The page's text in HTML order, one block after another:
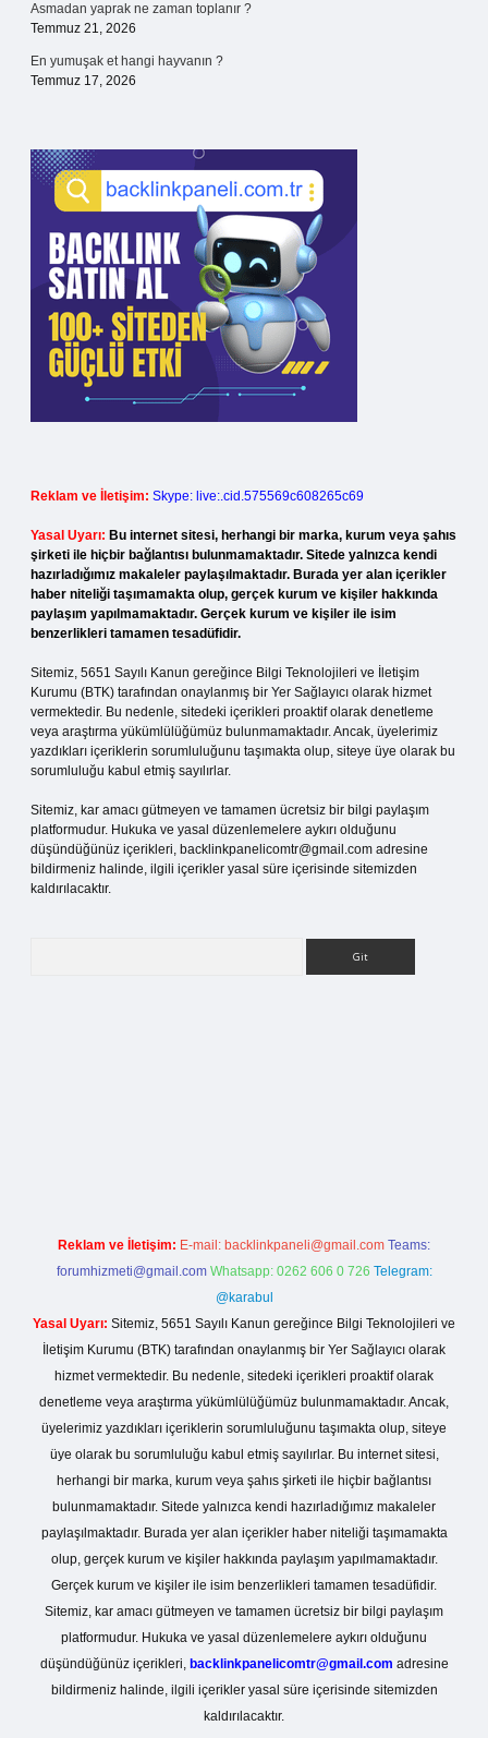
Asmadan yaprak ne zaman toplanır ?
Temmuz 21, 2026
En yumuşak et hangi hayvanın ?
Temmuz 17, 2026
Reklam ve İletişim: Skype: live:.cid.575569c608265c69
Yasal Uyarı: Bu internet sitesi, herhangi bir marka, kurum veya şahıs
şirketi ile hiçbir bağlantısı bulunmamaktadır. Sitede yalnızca kendi
hazırladığımız makaleler paylaşılmaktadır. Burada yer alan içerikler
haber niteliği taşımamakta olup, gerçek kurum ve kişiler hakkında
paylaşım yapılmamaktadır. Gerçek kurum ve kişiler ile isim
benzerlikleri tamamen tesadüfidir.
Sitemiz, 5651 Sayılı Kanun gereğince Bilgi Teknolojileri ve İletişim
Kurumu (BTK) tarafından onaylanmış bir Yer Sağlayıcı olarak hizmet
vermektedir. Bu nedenle, sitedeki içerikleri proaktif olarak denetleme
veya araştırma yükümlülüğümüz bulunmamaktadır. Ancak, üyelerimiz
yazdıkları içeriklerin sorumluluğunu taşımakta olup, siteye üye olarak bu
sorumluluğu kabul etmiş sayılırlar.
Sitemiz, kar amacı gütmeyen ve tamamen ücretsiz bir bilgi paylaşım
platformudur. Hukuka ve yasal düzenlemelere aykırı olduğunu
düşündüğünüz içerikleri, backlinkpanelicomtr@gmail.com adresine
bildirmeniz halinde, ilgili içerikler yasal süre içerisinde sitemizden
kaldırılacaktır.
Reklam ve İletişim: E-mail: backlinkpaneli@gmail.com Teams:
forumhizmeti@gmail.com Whatsapp: 0262 606 0 726 Telegram:
@karabul
Yasal Uyarı: Sitemiz, 5651 Sayılı Kanun gereğince Bilgi Teknolojileri ve
İletişim Kurumu (BTK) tarafından onaylanmış bir Yer Sağlayıcı olarak
hizmet vermektedir. Bu nedenle, sitedeki içerikleri proaktif olarak
denetleme veya araştırma yükümlülüğümüz bulunmamaktadır. Ancak,
üyelerimiz yazdıkları içeriklerin sorumluluğunu taşımakta olup, siteye
üye olarak bu sorumluluğu kabul etmiş sayılırlar. Bu internet sitesi,
herhangi bir marka, kurum veya şahıs şirketi ile hiçbir bağlantısı
bulunmamaktadır. Sitede yalnızca kendi hazırladığımız makaleler
paylaşılmaktadır. Burada yer alan içerikler haber niteliği taşımamakta
olup, gerçek kurum ve kişiler hakkında paylaşım yapılmamaktadır.
Gerçek kurum ve kişiler ile isim benzerlikleri tamamen tesadüfidir.
Sitemiz, kar amacı gütmeyen ve tamamen ücretsiz bir bilgi paylaşım
platformudur. Hukuka ve yasal düzenlemelere aykırı olduğunu
düşündüğünüz içerikleri, backlinkpanelicomtr@gmail.com adresine
bildirmeniz halinde, ilgili içerikler yasal süre içerisinde sitemizden
kaldırılacaktır.